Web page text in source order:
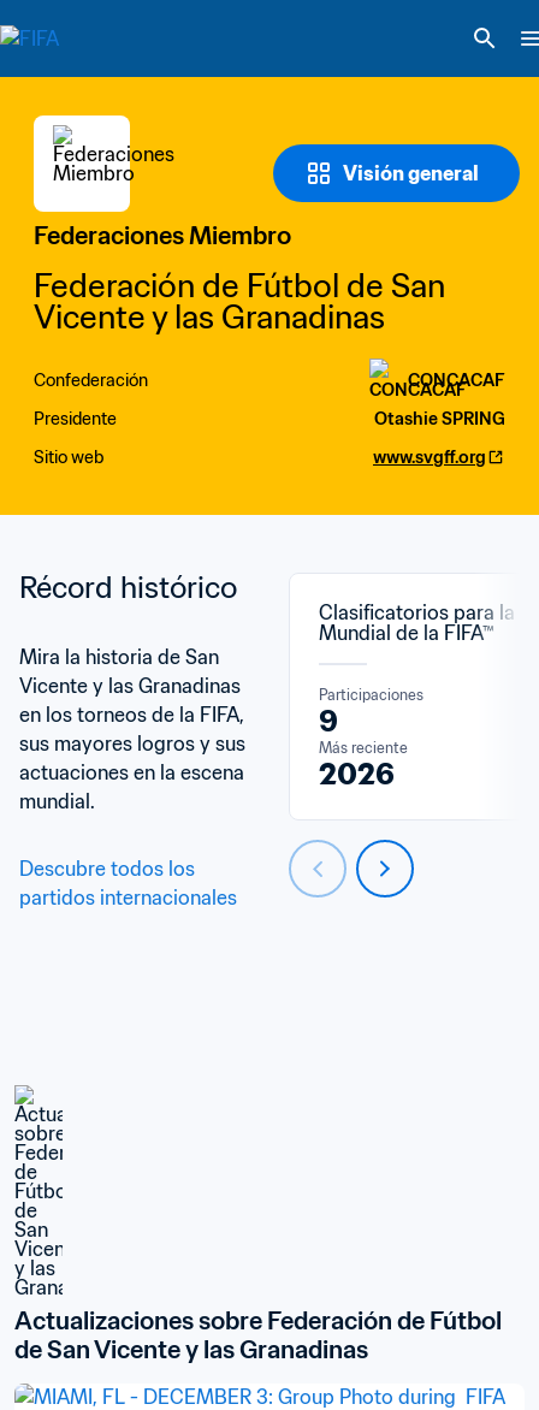
Visión general
Federaciones Miembro
Federación de Fútbol de San
Vicente y las Granadinas
Confederación
CONCACAF
Presidente
Otashie SPRING
Sitio web
www.svgff.org
Récord histórico
Mira la historia de San
Vicente y las Granadinas
en los torneos de la FIFA,
sus mayores logros y sus
actuaciones en la escena
mundial.
Descubre todos los
partidos internacionales
Clasificatorios para la
Mundial de la FIFA™
Participaciones
9
Más reciente
2026
Actualizaciones sobre Federación de Fútbol
de San Vicente y las Granadinas